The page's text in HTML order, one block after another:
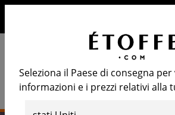
Seleziona il Paese di consegna
informazioni e i prezzi relativi alla